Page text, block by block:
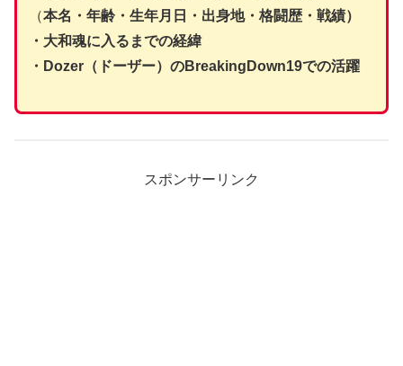
（本名・年齢・生年月日・出身地・格闘歴・戦績）
・大和魂に入るまでの経緯
・Dozer（ドーザー）のBreakingDown19での活躍
スポンサーリンク